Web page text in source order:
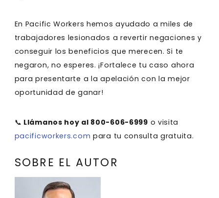
En Pacific Workers hemos ayudado a miles de
trabajadores lesionados a revertir negaciones y
conseguir los beneficios que merecen. Si te
negaron, no esperes. ¡Fortalece tu caso ahora
para presentarte a la apelación con la mejor
oportunidad de ganar!
📞 Llámanos hoy al 800-606-6999 o visita
pacificworkers.com para tu consulta gratuita.
SOBRE EL AUTOR